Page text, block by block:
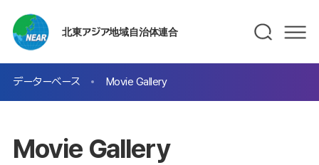
北東アジア地域自治体連合
データーベース Movie Gallery
Movie Gallery